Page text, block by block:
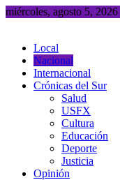
Saltar
miércoles, agosto 5, 2026
Local
Nacional
Internacional
Crónicas del Sur
Salud
USFX
Cultura
Educación
Deporte
Justicia
Opinión